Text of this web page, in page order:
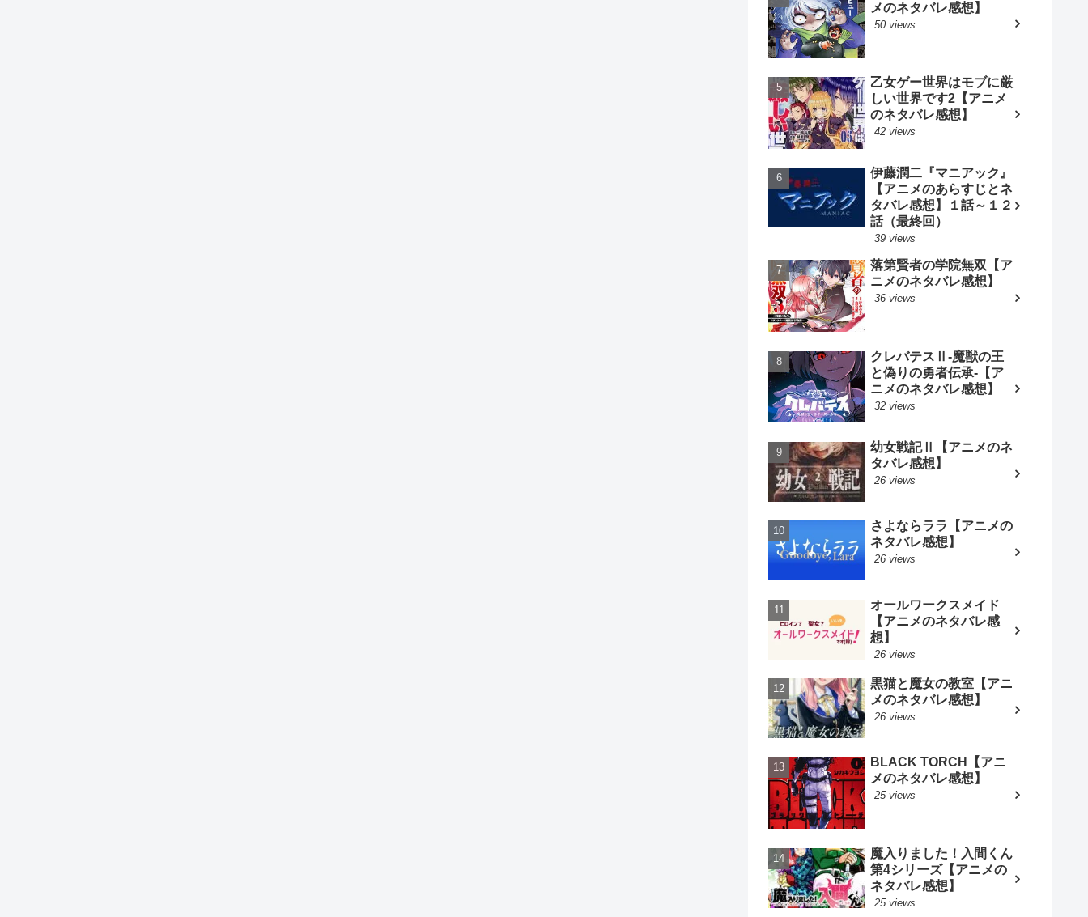
メのネタバレ感想】
50 views
乙女ゲー世界はモブに厳
しい世界です2【アニメ
のネタバレ感想】
42 views
伊藤潤二『マニアック』
【アニメのあらすじとネ
タバレ感想】１話～１２
話（最終回）
39 views
落第賢者の学院無双【ア
ニメのネタバレ感想】
36 views
クレバテスⅡ-魔獣の王
と偽りの勇者伝承-【ア
ニメのネタバレ感想】
32 views
幼女戦記Ⅱ【アニメのネ
タバレ感想】
26 views
さよならララ【アニメの
ネタバレ感想】
26 views
オールワークスメイド
【アニメのネタバレ感
想】
26 views
黒猫と魔女の教室【アニ
メのネタバレ感想】
26 views
BLACK TORCH【アニ
メのネタバレ感想】
25 views
魔入りました！入間くん
第4シリーズ【アニメの
ネタバレ感想】
25 views